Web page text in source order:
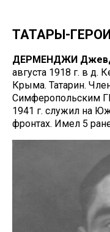
ТАТАРЫ-
ДЕРМЕНДЖИ
августа 1918 г. в д.
Крыма. Татарин.
Симферопольским
1941 г. служил на
фронтах. Имел 5